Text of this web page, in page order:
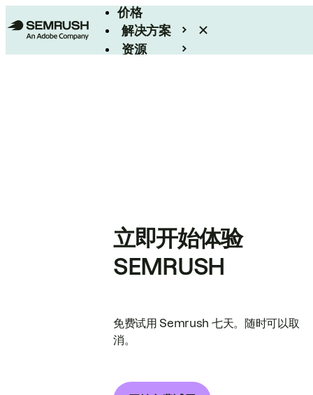
价格
解决方案
资源
立即开始体验
SEMRUSH
免费试用 Semrush 七天。随时可以取
消。